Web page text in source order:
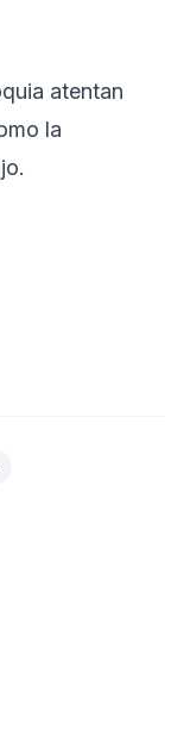
atentan
la